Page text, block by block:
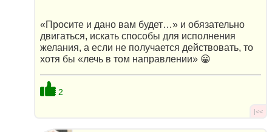
«Просите и дано вам будет…» и обязательно
двигаться, искать способы для исполнения
желания, а если не получается действовать, то
хотя бы «лечь в том направлении» 😀
2
|<<